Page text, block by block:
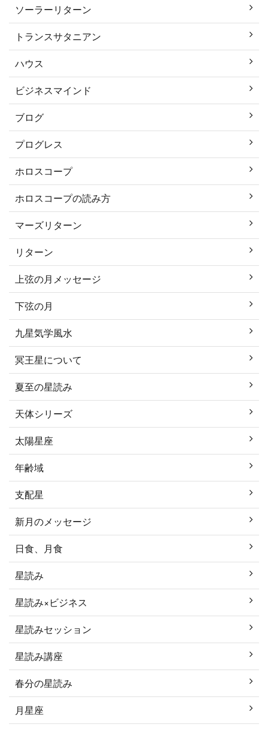
ソーラーリターン
トランスサタニアン
ハウス
ビジネスマインド
ブログ
プログレス
ホロスコープ
ホロスコープの読み方
マーズリターン
リターン
上弦の月メッセージ
下弦の月
九星気学風水
冥王星について
夏至の星読み
天体シリーズ
太陽星座
年齢域
支配星
新月のメッセージ
日食、月食
星読み
星読み×ビジネス
星読みセッション
星読み講座
春分の星読み
月星座